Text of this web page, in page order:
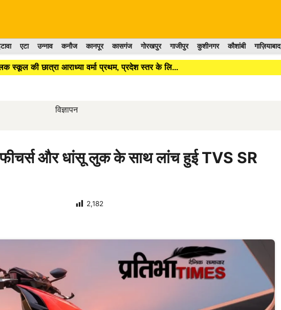
एटा उन्नाव कनौज कानपूर कासगंज गोरखपुर गाजीपुर कुशीनगर कौशांबी गाज़ियाबाद
स्कूल की छात्रा आराध्या वर्मा प्रथम, प्रदेश स्तर के लि...
विज्ञापन
और धांसू लुक के साथ लांच हुई TVS SR
2,182